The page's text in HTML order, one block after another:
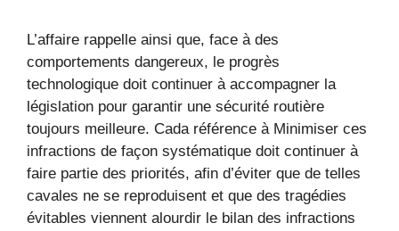
L’affaire rappelle ainsi que, face à des
comportements dangereux, le progrès
technologique doit continuer à accompagner la
législation pour garantir une sécurité routière
toujours meilleure. Cada référence à Minimiser ces
infractions de façon systématique doit continuer à
faire partie des priorités, afin d’éviter que de telles
cavales ne se reproduisent et que des tragédies
évitables viennent alourdir le bilan des infractions